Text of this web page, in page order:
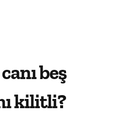
beş
kilitli?